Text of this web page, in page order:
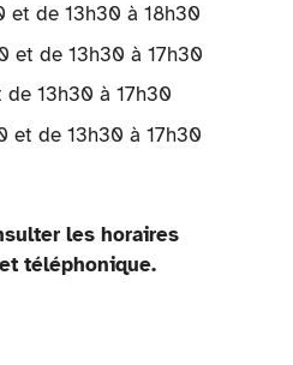
et de 13h30 à 18h30
et de 13h30 à 17h30
13h30 à 17h30
et de 13h30 à 17h30
les horaires
téléphonique.